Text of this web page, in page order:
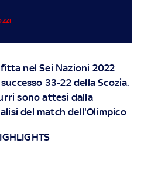
nel Sei Nazioni 2022
33-22 della Scozia.
sono attesi dalla
del match dell'Olimpico